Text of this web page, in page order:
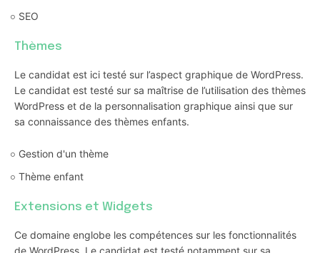
SEO
Thèmes
Le candidat est ici testé sur l’aspect graphique de WordPress.
Le candidat est testé sur sa maîtrise de l’utilisation des thèmes
WordPress et de la personnalisation graphique ainsi que sur
sa connaissance des thèmes enfants.
Gestion d'un thème
Thème enfant
Extensions et Widgets
Ce domaine englobe les compétences sur les fonctionnalités
de WordPress. Le candidat est testé notamment sur sa